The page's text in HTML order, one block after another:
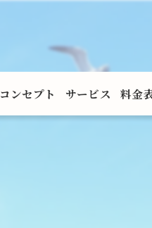
コンセプト サービス 料金